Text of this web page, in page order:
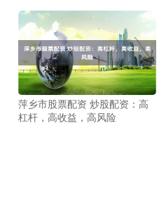
萍乡市股票配资 炒股配资：高
杠杆，高收益，高风险